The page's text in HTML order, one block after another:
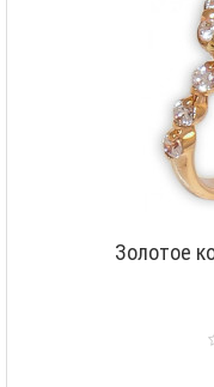
Золотое